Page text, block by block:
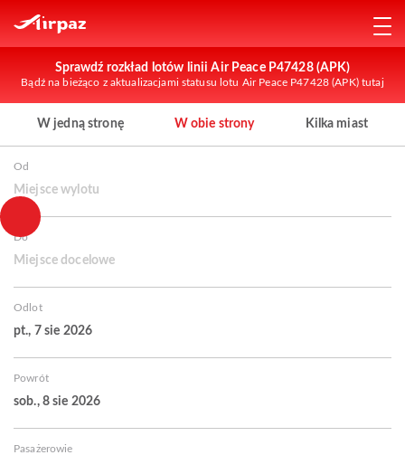
Sprawdź rozkład lotów linii Air Peace P47428 (APK)
Bądź na bieżąco z aktualizacjami statusu lotu Air Peace P47428 (APK) tutaj
W jedną stronę W obie strony Kilka miast
Od
Miejsce wylotu
Do
Miejsce docelowe
Odlot
pt., 7 sie 2026
Powrót
sob., 8 sie 2026
Pasażerowie